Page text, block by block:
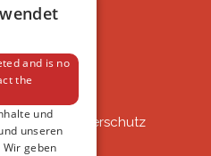
Auslandtierschutz
13b
and is no
the
und
unseren
geben